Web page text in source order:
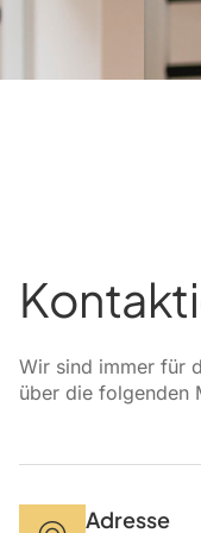
Wir sind immer für
über die folgenden
Adresse